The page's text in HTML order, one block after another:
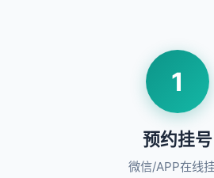
1
预约挂号
微信/APP在线